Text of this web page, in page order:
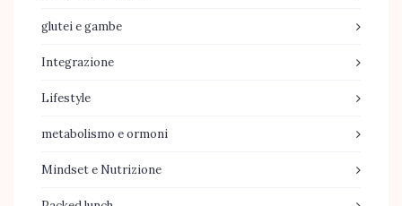
glutei e gambe
Integrazione
Lifestyle
metabolismo e ormoni
Mindset e Nutrizione